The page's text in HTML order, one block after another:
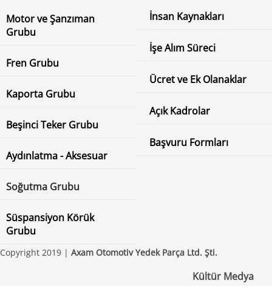
Motor ve Şanzıman
Grubu
Fren Grubu
Kaporta Grubu
Beşinci Teker Grubu
Aydınlatma - Aksesuar
Soğutma Grubu
Süspansiyon Körük
Grubu
İnsan Kaynakları
İşe Alım Süreci
Ücret ve Ek Olanaklar
Açık Kadrolar
Başvuru Formları
Copyright 2019 | Axam Otomotiv Yedek Parça Ltd. Şti.
Kültür Medya